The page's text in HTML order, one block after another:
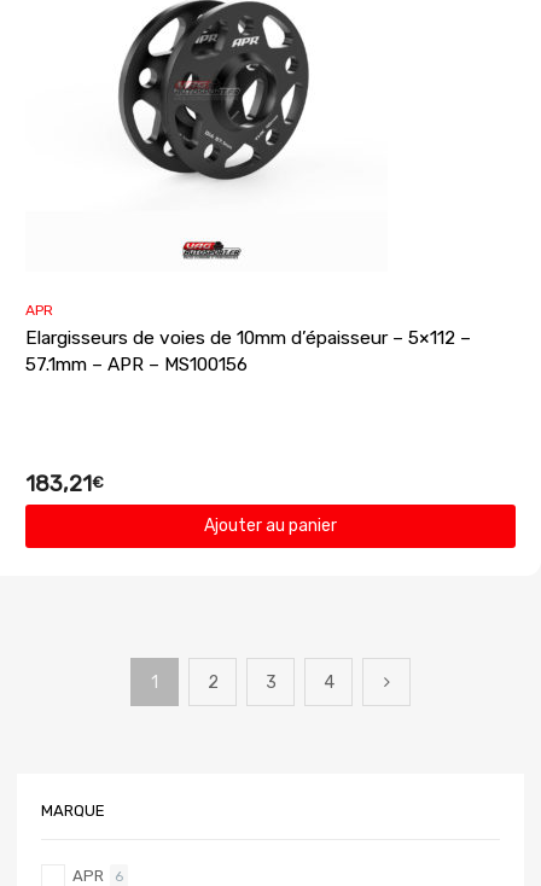
APR
Elargisseurs de voies de 10mm d’épaisseur – 5×112 –
57.1mm – APR – MS100156
183,21€
Ajouter au panier
1 2 3 4
MARQUE
APR 6